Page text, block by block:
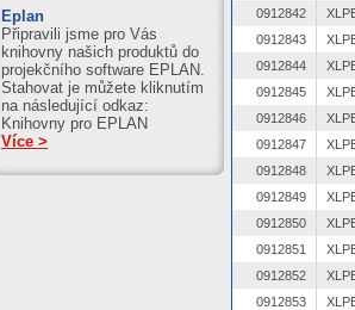
0912842
0912843
0912844
0912845
0912846
0912847
0912848
0912849
0912850
0912851
0912852
0912853
Eplan
Připravili jsme pro Vás
knihovny našich produktů do
projekčního software EPLAN.
Stahovat je můžete kliknutím
na následující odkaz:
Knihovny pro EPLAN
Více >